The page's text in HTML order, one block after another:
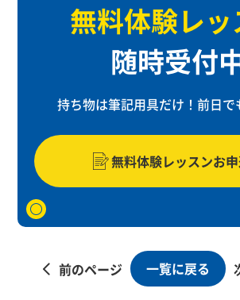
無料体験レッ
随時受付
持ち物は筆記用具だけ！ 前日で
無料体験レッスンお
前のページ 一覧に戻る